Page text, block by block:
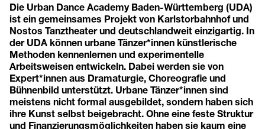
Die Urban Dance Academy Baden-Württemberg (UDA)
ist ein gemeinsames Projekt von Karlstorbahnhof und
Nostos Tanztheater und deutschlandweit einzigartig. In
der UDA können urbane Tänzer*innen künstlerische
Methoden kennenlernen und experimentelle
Arbeitsweisen entwickeln. Dabei werden sie von
Expert*innen aus Dramaturgie, Choreografie und
Bühnenbild unterstützt. Urbane Tänzer*innen sind
meistens nicht formal ausgebildet, sondern haben sich
ihre Kunst selbst beigebracht. Ohne eine feste Struktur
und Finanzierungsmöglichkeiten haben sie kaum eine